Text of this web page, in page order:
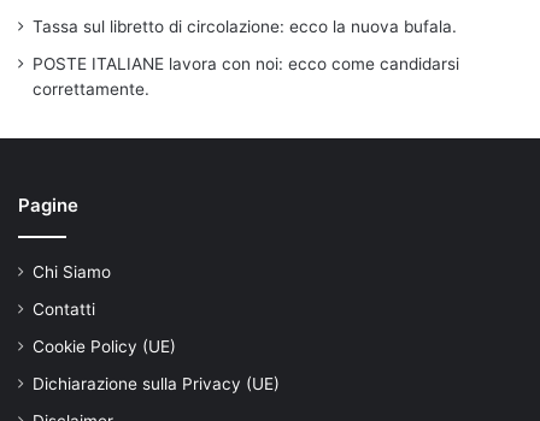
Tassa sul libretto di circolazione: ecco la nuova bufala.
POSTE ITALIANE lavora con noi: ecco come candidarsi
correttamente.
Pagine
Chi Siamo
Contatti
Cookie Policy (UE)
Dichiarazione sulla Privacy (UE)